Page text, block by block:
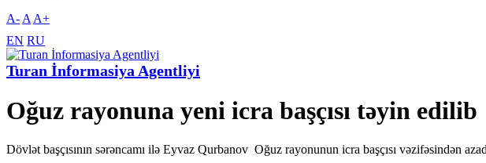
A- A A+
EN RU
Turan İnformasiya Agentliyi
Oğuz rayonuna yeni icra başçısı təyin edilib
Dövlət başçısının sərəncamı ilə Eyvaz Qurbanov Oğuz rayonunun icra başçısı vəzifəsindən